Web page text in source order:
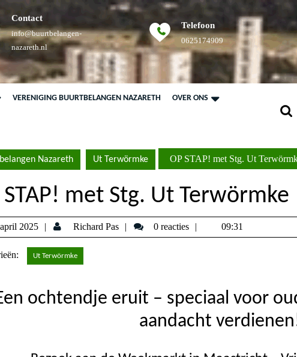
Contact
info@buurtbelangen-
nazareth.nlE-
Telefoon
0625174909Telefoonnummer
VERENIGING BUURTBELANGEN NAZARETH OVER ONS
Zoek
Nazareth Ut Terwörmke OP STAP! met Stg. Ut
STAP! met Stg. Ut Terwörmke
2025
17
april
2025
Richard Pas
Richard
Pas
0 reacties 09:31
Ut Terwörmke
ochtendje eruit – speciaal voor
aandacht